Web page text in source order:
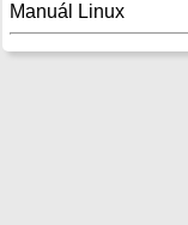
Manuál Linux